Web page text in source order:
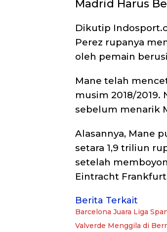
Madrid Harus
Dikutip
Perez rupanya
oleh pemain
Mane telah
musim 2018/
sebelum menarik
Alasannya, Mane
setara 1,9 triliun
setelah
Eintracht
Berita Terkait
Barcelona Juara Liga
Valverde Menggila di